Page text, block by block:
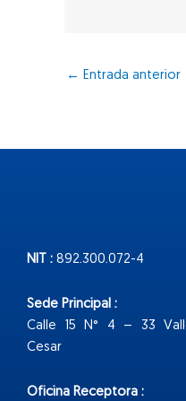
← Entrada anterior
NIT : 892.300.072-4
Sede Principal :
Calle 15 N° 4 – 33
Cesar
Oficina Receptora :